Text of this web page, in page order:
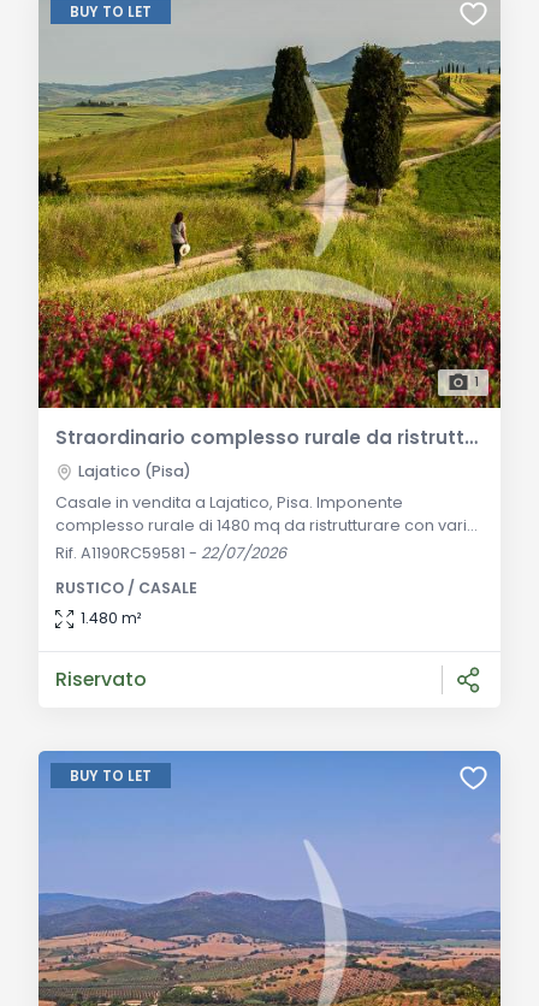
BUY TO LET
1
Straordinario complesso rurale da ristrutturare in vendita a Lajatico
Lajatico (Pisa)
Casale in vendita a Lajatico, Pisa. Imponente
complesso rurale di 1480 mq da ristrutturare con vari
fabbricati, giardino e terreno. Ottimo investimento.
iconiche colline della Val d'Era, adagiata in una
posizione panoramica e riservata nel comune di
Rif. A1190RC59581 -22/07/2026
RUSTICO / CASALE
1.480 m²
Riservato
BUY TO LET